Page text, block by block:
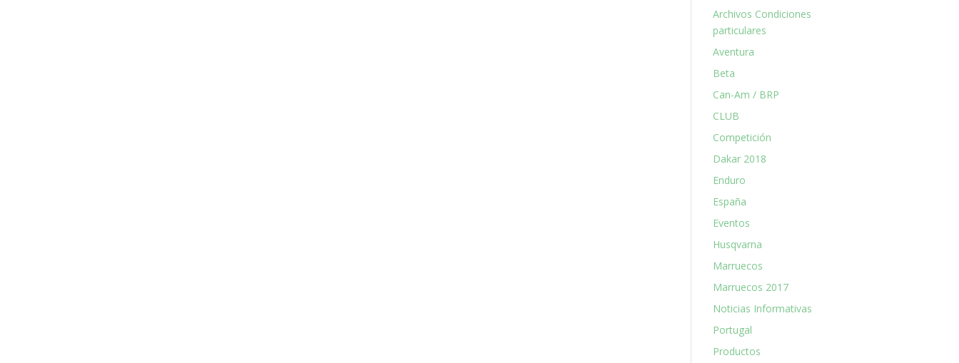
Archivos Condiciones
particulares
Aventura
Beta
Can-Am / BRP
CLUB
Competición
Dakar 2018
Enduro
España
Eventos
Husqvarna
Marruecos
Marruecos 2017
Noticias Informativas
Portugal
Productos